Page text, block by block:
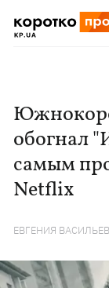
обогнал
самым
Netflix
ЕВГЕНИЯ